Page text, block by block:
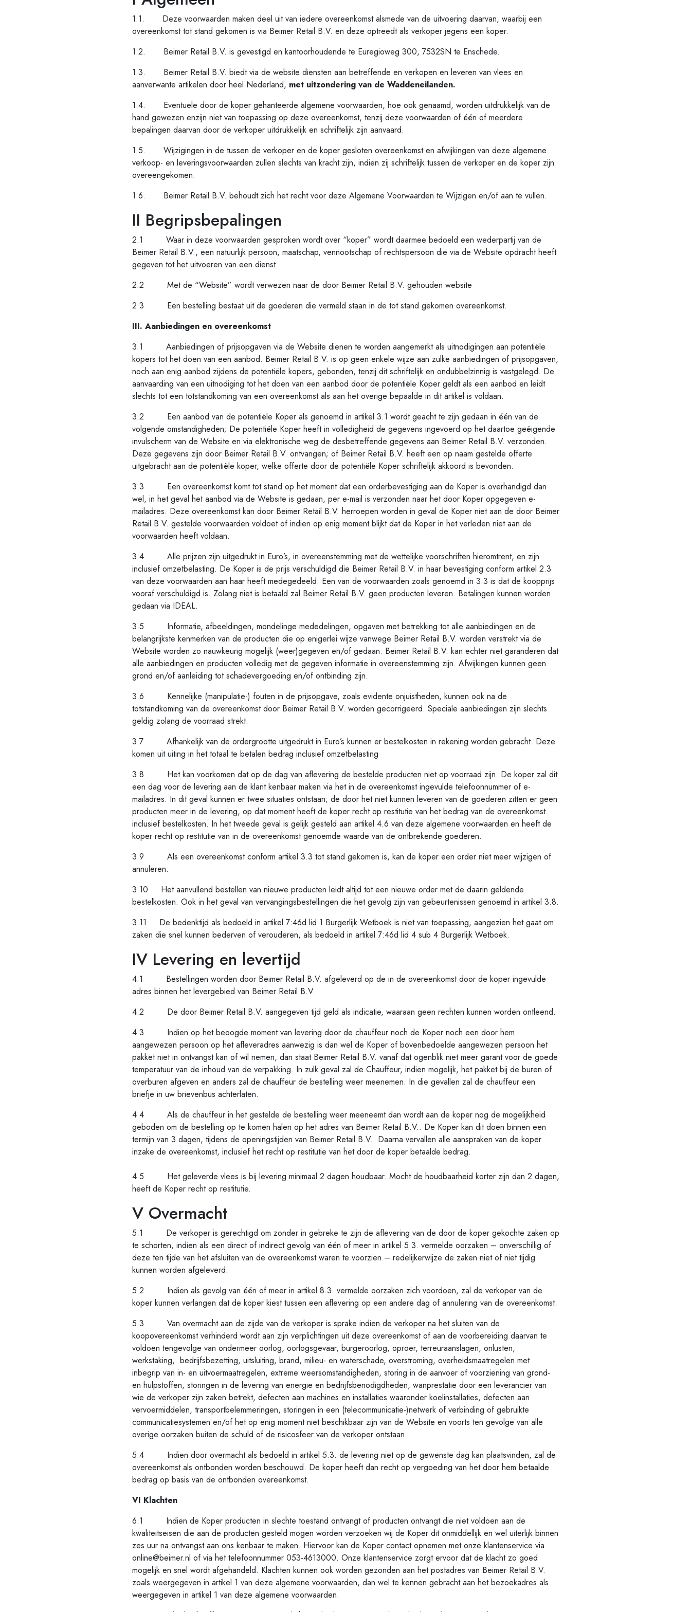
1.1. Deze voorwaarden maken deel uit van iedere overeenkomst alsmede van de uitvoering daarvan, waarbij een
overeenkomst tot stand gekomen is via Beimer Retail B.V. en deze optreedt als verkoper jegens een koper.
1.2. Beimer Retail B.V. is gevestigd en kantoorhoudende te Euregioweg 300, 7532SN te Enschede.
1.3. Beimer Retail B.V. biedt via de website diensten aan betreffende en verkopen en leveren van vlees en
aanverwante artikelen door heel Nederland, met uitzondering van de Waddeneilanden.
1.4. Eventuele door de koper gehanteerde algemene voorwaarden, hoe ook genaamd, worden uitdrukkelijk van de
hand gewezen enzijn niet van toepassing op deze overeenkomst, tenzij deze voorwaarden of één of meerdere
bepalingen daarvan door de verkoper uitdrukkelijk en schriftelijk zijn aanvaard.
1.5. Wijzigingen in de tussen de verkoper en de koper gesloten overeenkomst en afwijkingen van deze algemene
verkoop- en leveringsvoorwaarden zullen slechts van kracht zijn, indien zij schriftelijk tussen de verkoper en de koper zijn
overeengekomen.
1.6. Beimer Retail B.V. behoudt zich het recht voor deze Algemene Voorwaarden te Wijzigen en/of aan te vullen.
II Begripsbepalingen
2.1 Waar in deze voorwaarden gesproken wordt over “koper” wordt daarmee bedoeld een wederpartij van de
Beimer Retail B.V., een natuurlijk persoon, maatschap, vennootschap of rechtspersoon die via de Website opdracht heeft
gegeven tot het uitvoeren van een dienst.
2.2 Met de “Website” wordt verwezen naar de door Beimer Retail B.V. gehouden website
2.3 Een bestelling bestaat uit de goederen die vermeld staan in de tot stand gekomen overeenkomst.
III. Aanbiedingen en overeenkomst
3.1 Aanbiedingen of prijsopgaven via de Website dienen te worden aangemerkt als uitnodigingen aan potentiële
kopers tot het doen van een aanbod. Beimer Retail B.V. is op geen enkele wijze aan zulke aanbiedingen of prijsopgaven,
noch aan enig aanbod zijdens de potentiële kopers, gebonden, tenzij dit schriftelijk en ondubbelzinnig is vastgelegd. De
aanvaarding van een uitnodiging tot het doen van een aanbod door de potentiële Koper geldt als een aanbod en leidt
slechts tot een totstandkoming van een overeenkomst als aan het overige bepaalde in dit artikel is voldaan.
3.2 Een aanbod van de potentiële Koper als genoemd in artikel 3.1 wordt geacht te zijn gedaan in één van de
volgende omstandigheden; De potentiële Koper heeft in volledigheid de gegevens ingevoerd op het daartoe geëigende
invulscherm van de Website en via elektronische weg de desbetreffende gegevens aan Beimer Retail B.V. verzonden.
Deze gegevens zijn door Beimer Retail B.V. ontvangen; of Beimer Retail B.V. heeft een op naam gestelde offerte
uitgebracht aan de potentiële koper, welke offerte door de potentiële Koper schriftelijk akkoord is bevonden.
3.3 Een overeenkomst komt tot stand op het moment dat een orderbevestiging aan de Koper is overhandigd dan
wel, in het geval het aanbod via de Website is gedaan, per e-mail is verzonden naar het door Koper opgegeven e-
mailadres. Deze overeenkomst kan door Beimer Retail B.V. herroepen worden in geval de Koper niet aan de door Beimer
Retail B.V. gestelde voorwaarden voldoet of indien op enig moment blijkt dat de Koper in het verleden niet aan de
voorwaarden heeft voldaan.
3.4 Alle prijzen zijn uitgedrukt in Euro’s, in overeenstemming met de wettelijke voorschriften hieromtrent, en zijn
inclusief omzetbelasting. De Koper is de prijs verschuldigd die Beimer Retail B.V. in haar bevestiging conform artikel 2.3
van deze voorwaarden aan haar heeft medegedeeld. Een van de voorwaarden zoals genoemd in 3.3 is dat de koopprijs
vooraf verschuldigd is. Zolang niet is betaald zal Beimer Retail B.V. geen producten leveren. Betalingen kunnen worden
gedaan via IDEAL.
3.5 Informatie, afbeeldingen, mondelinge mededelingen, opgaven met betrekking tot alle aanbiedingen en de
belangrijkste kenmerken van de producten die op enigerlei wijze vanwege Beimer Retail B.V. worden verstrekt via de
Website worden zo nauwkeurig mogelijk (weer)gegeven en/of gedaan. Beimer Retail B.V. kan echter niet garanderen dat
alle aanbiedingen en producten volledig met de gegeven informatie in overeenstemming zijn. Afwijkingen kunnen geen
grond en/of aanleiding tot schadevergoeding en/of ontbinding zijn.
3.6 Kennelijke (manipulatie-) fouten in de prijsopgave, zoals evidente onjuistheden, kunnen ook na de
totstandkoming van de overeenkomst door Beimer Retail B.V. worden gecorrigeerd. Speciale aanbiedingen zijn slechts
geldig zolang de voorraad strekt.
3.7 Afhankelijk van de ordergrootte uitgedrukt in Euro’s kunnen er bestelkosten in rekening worden gebracht. Deze
komen uit uiting in het totaal te betalen bedrag inclusief omzetbelasting
3.8 Het kan voorkomen dat op de dag van aflevering de bestelde producten niet op voorraad zijn. De koper zal dit
een dag voor de levering aan de klant kenbaar maken via het in de overeenkomst ingevulde telefoonnummer of e-
mailadres. In dit geval kunnen er twee situaties ontstaan; de door het niet kunnen leveren van de goederen zitten er geen
producten meer in de levering, op dat moment heeft de koper recht op restitutie van het bedrag van de overeenkomst
inclusief bestelkosten. In het tweede geval is gelijk gesteld aan artikel 4.6 van deze algemene voorwaarden en heeft de
koper recht op restitutie van in de overeenkomst genoemde waarde van de ontbrekende goederen.
3.9 Als een overeenkomst conform artikel 3.3 tot stand gekomen is, kan de koper een order niet meer wijzigen of
annuleren.
3.10 Het aanvullend bestellen van nieuwe producten leidt altijd tot een nieuwe order met de daarin geldende
bestelkosten. Ook in het geval van vervangingsbestellingen die het gevolg zijn van gebeurtenissen genoemd in artikel 3.8.
3.11 De bedenktijd als bedoeld in artikel 7:46d lid 1 Burgerlijk Wetboek is niet van toepassing, aangezien het gaat om
zaken die snel kunnen bederven of verouderen, als bedoeld in artikel 7:46d lid 4 sub 4 Burgerlijk Wetboek.
IV Levering en levertijd
4.1 Bestellingen worden door Beimer Retail B.V. afgeleverd op de in de overeenkomst door de koper ingevulde
adres binnen het levergebied van Beimer Retail B.V.
4.2 De door Beimer Retail B.V. aangegeven tijd geld als indicatie, waaraan geen rechten kunnen worden ontleend.
4.3 Indien op het beoogde moment van levering door de chauffeur noch de Koper noch een door hem
aangewezen persoon op het afleveradres aanwezig is dan wel de Koper of bovenbedoelde aangewezen persoon het
pakket niet in ontvangst kan of wil nemen, dan staat Beimer Retail B.V. vanaf dat ogenblik niet meer garant voor de goede
temperatuur van de inhoud van de verpakking. In zulk geval zal de Chauffeur, indien mogelijk, het pakket bij de buren of
overburen afgeven en anders zal de chauffeur de bestelling weer meenemen. In die gevallen zal de chauffeur een
briefje in uw brievenbus achterlaten.
4.4 Als de chauffeur in het gestelde de bestelling weer meeneemt dan wordt aan de koper nog de mogelijkheid
geboden om de bestelling op te komen halen op het adres van Beimer Retail B.V.. De Koper kan dit doen binnen een
termijn van 3 dagen, tijdens de openingstijden van Beimer Retail B.V.. Daarna vervallen alle aanspraken van de koper
inzake de overeenkomst, inclusief het recht op restitutie van het door de koper betaalde bedrag.
4.5 Het geleverde vlees is bij levering minimaal 2 dagen houdbaar. Mocht de houdbaarheid korter zijn dan 2 dagen,
heeft de Koper recht op restitutie.
V Overmacht
5.1 De verkoper is gerechtigd om zonder in gebreke te zijn de aflevering van de door de koper gekochte zaken op
te schorten, indien als een direct of indirect gevolg van één of meer in artikel 5.3. vermelde oorzaken – onverschillig of
deze ten tijde van het afsluiten van de overeenkomst waren te voorzien – redelijkerwijze de zaken niet of niet tijdig
kunnen worden afgeleverd.
5.2 Indien als gevolg van één of meer in artikel 8.3. vermelde oorzaken zich voordoen, zal de verkoper van de
koper kunnen verlangen dat de koper kiest tussen een aflevering op een andere dag of annulering van de overeenkomst.
5.3 Van overmacht aan de zijde van de verkoper is sprake indien de verkoper na het sluiten van de
koopovereenkomst verhinderd wordt aan zijn verplichtingen uit deze overeenkomst of aan de voorbereiding daarvan te
voldoen tengevolge van ondermeer oorlog, oorlogsgevaar, burgeroorlog, oproer, terreuraanslagen, onlusten,
werkstaking, bedrijfsbezetting, uitsluiting, brand, milieu- en waterschade, overstroming, overheidsmaatregelen met
inbegrip van in- en uitvoermaatregelen, extreme weersomstandigheden, storing in de aanvoer of voorziening van grond-
en hulpstoffen, storingen in de levering van energie en bedrijfsbenodigdheden, wanprestatie door een leverancier van
wie de verkoper zijn zaken betrekt, defecten aan machines en installaties waaronder koelinstallaties, defecten aan
vervoermiddelen, transportbelemmeringen, storingen in een (telecommunicatie-)netwerk of verbinding of gebruikte
communicatiesystemen en/of het op enig moment niet beschikbaar zijn van de Website en voorts ten gevolge van alle
overige oorzaken buiten de schuld of de risicosfeer van de verkoper ontstaan.
5.4 Indien door overmacht als bedoeld in artikel 5.3. de levering niet op de gewenste dag kan plaatsvinden, zal de
overeenkomst als ontbonden worden beschouwd. De koper heeft dan recht op vergoeding van het door hem betaalde
bedrag op basis van de ontbonden overeenkomst.
VI Klachten
6.1 Indien de Koper producten in slechte toestand ontvangt of producten ontvangt die niet voldoen aan de
kwaliteitseisen die aan de producten gesteld mogen worden verzoeken wij de Koper dit onmiddellijk en wel uiterlijk binnen
zes uur na ontvangst aan ons kenbaar te maken. Hiervoor kan de Koper contact opnemen met onze klantenservice via
online@beimer.nl of via het telefoonnummer 053-4613000. Onze klantenservice zorgt ervoor dat de klacht zo goed
mogelijk en snel wordt afgehandeld. Klachten kunnen ook worden gezonden aan het postadres van Beimer Retail B.V.
zoals weergegeven in artikel 1 van deze algemene voorwaarden, dan wel te kennen gebracht aan het bezoekadres als
weergegeven in artikel 1 van deze algemene voorwaarden.